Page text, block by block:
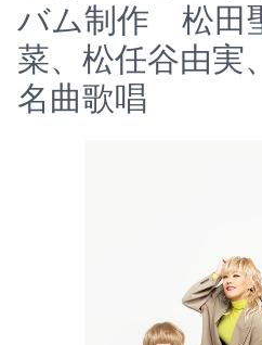
バム制作 松田
菜、松任谷由実
名曲歌唱